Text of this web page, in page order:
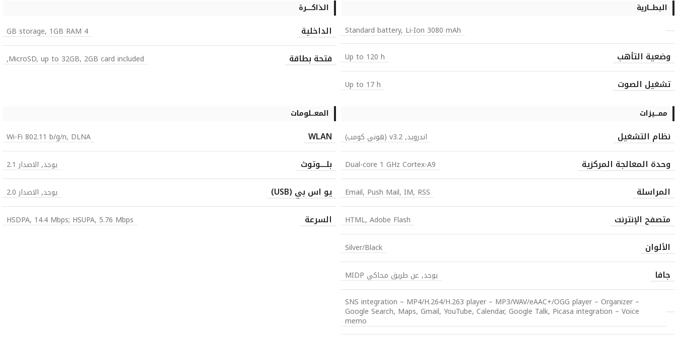
البطـــارية
Standard battery, Li-Ion 3080 mAh
وضعية التأهب Up to 120 h
تشغيل الصوت Up to 17 h
الذاكـــــرة
الداخلية 4 GB storage, 1GB RAM
فتحة بطاقة MicroSD, up to 32GB, 2GB card included,
ممـــيزات
نظام التشغيل اندرويد, v3.2 (هوني كومب)
وحدة المعالجة المركزية Dual-core 1 GHz Cortex-A9
المراسلة Email, Push Mail, IM, RSS
متصفح الإنترنت HTML, Adobe Flash
الألوان Silver/Black
جافا
يوجد, عن طريق محاكي MIDP
SNS integration – MP4/H.264/H.263 player – MP3/WAV/eAAC+/OGG player – Organizer –
Google Search, Maps, Gmail, YouTube, Calendar, Google Talk, Picasa integration – Voice
memo
المعـــلومات
WLAN
Wi-Fi 802.11 b/g/n, DLNA
بلــــوتوث يوجد, الاصدار 2.1
يو اس بي (USB) يوجد, الاصدار 2.0
السرعة HSDPA, 14.4 Mbps; HSUPA, 5.76 Mbps